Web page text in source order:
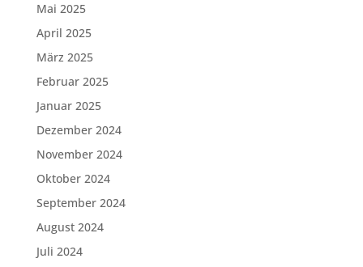
Mai 2025
April 2025
März 2025
Februar 2025
Januar 2025
Dezember 2024
November 2024
Oktober 2024
September 2024
August 2024
Juli 2024